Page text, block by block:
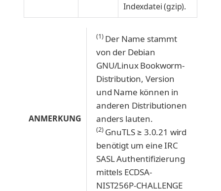
Indexdatei (gzip).
ANMERKUNG
(1)Der Name stammt
von der Debian
GNU/Linux Bookworm-
Distribution, Version
und Name können in
anderen Distributionen
anders lauten.
(2)GnuTLS ≥ 3.0.21 wird
benötigt um eine IRC
SASL Authentifizierung
mittels ECDSA-
NIST256P-CHALLENGE